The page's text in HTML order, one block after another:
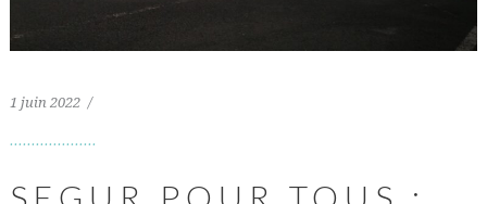
1 juin 2022